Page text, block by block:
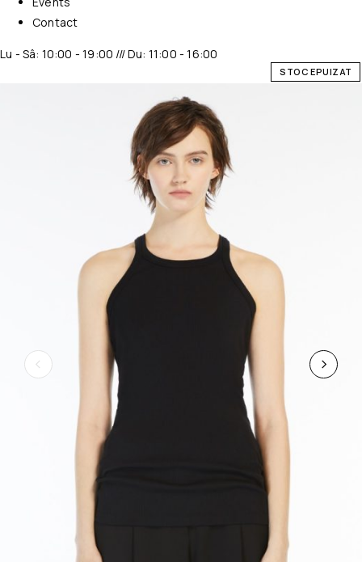
Contact
Lu - Sâ: 10:00 - 19:00 /// Du: 11:00 - 16:00
STOC EPUIZAT